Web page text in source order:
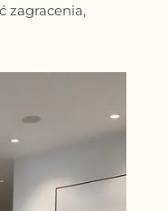
zagracenia,